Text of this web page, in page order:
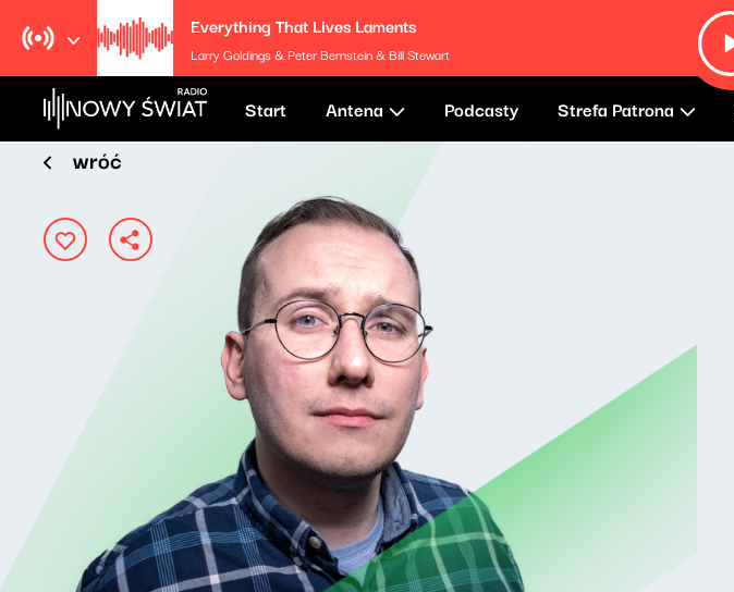
Everything That Lives Laments
Larry Goldings & Peter Bernstein & Bill Stewart
Start Antena Podcasty Strefa Patrona
wróć